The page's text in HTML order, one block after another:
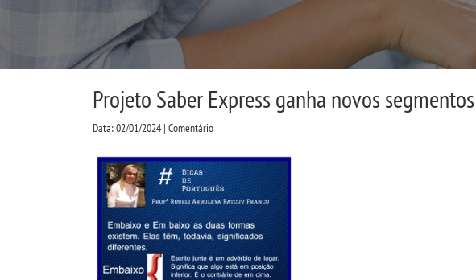
Projeto Saber Express ganha novos segmentos
Data: 02/01/2024 | Comentário